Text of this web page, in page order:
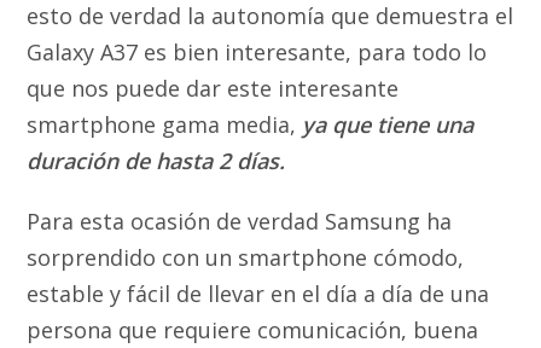
esto de verdad la autonomía que demuestra el
Galaxy A37 es bien interesante, para todo lo
que nos puede dar este interesante
smartphone gama media, ya que tiene una
duración de hasta 2 días.
Para esta ocasión de verdad Samsung ha
sorprendido con un smartphone cómodo,
estable y fácil de llevar en el día a día de una
persona que requiere comunicación, buena